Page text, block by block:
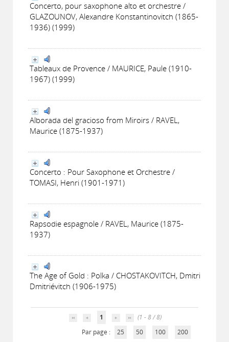
Concerto, pour saxophone alto et orchestre /
GLAZOUNOV, Alexandre Konstantinovitch (1865-
1936) (1999)
Tableaux de Provence / MAURICE, Paule (1910-
1967) (1999)
Alborada del gracioso from Miroirs / RAVEL,
Maurice (1875-1937)
Concerto : Pour Saxophone et Orchestre /
TOMASI, Henri (1901-1971)
Rapsodie espagnole / RAVEL, Maurice (1875-
1937)
The Age of Gold : Polka / CHOSTAKOVITCH, Dmitri
Dmitriévitch (1906-1975)
1
(1 - 8 / 8)
Par page :
25 50 100 200